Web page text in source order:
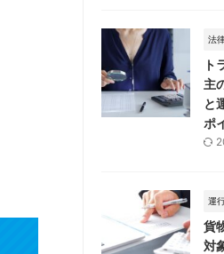
法
ト
主
と
ポ
運
貨
対